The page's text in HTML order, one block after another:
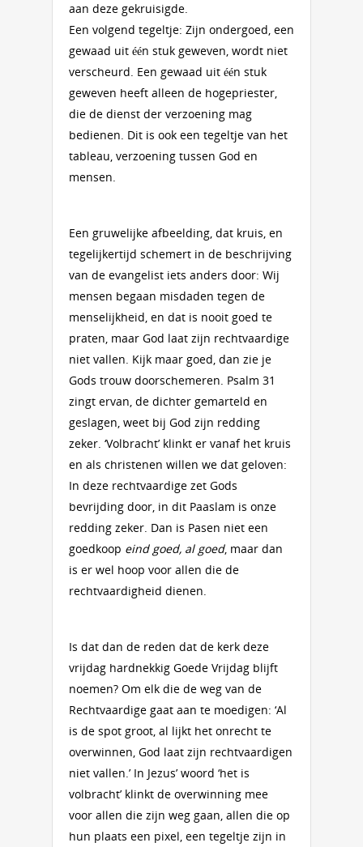
aan deze gekruisigde.
Een volgend tegeltje: Zijn ondergoed, een
gewaad uit één stuk geweven, wordt niet
verscheurd. Een gewaad uit één stuk
geweven heeft alleen de hogepriester,
die de dienst der verzoening mag
bedienen. Dit is ook een tegeltje van het
tableau, verzoening tussen God en
mensen.
Een gruwelijke afbeelding, dat kruis, en
tegelijkertijd schemert in de beschrijving
van de evangelist iets anders door: Wij
mensen begaan misdaden tegen de
menselijkheid, en dat is nooit goed te
praten, maar God laat zijn rechtvaardige
niet vallen. Kijk maar goed, dan zie je
Gods trouw doorschemeren. Psalm 31
zingt ervan, de dichter gemarteld en
geslagen, weet bij God zijn redding
zeker. ‘Volbracht’ klinkt er vanaf het kruis
en als christenen willen we dat geloven:
In deze rechtvaardige zet Gods
bevrijding door, in dit Paaslam is onze
redding zeker. Dan is Pasen niet een
goedkoop eind goed, al goed, maar dan
is er wel hoop voor allen die de
rechtvaardigheid dienen.
Is dat dan de reden dat de kerk deze
vrijdag hardnekkig Goede Vrijdag blijft
noemen? Om elk die de weg van de
Rechtvaardige gaat aan te moedigen: ‘Al
is de spot groot, al lijkt het onrecht te
overwinnen, God laat zijn rechtvaardigen
niet vallen.’ In Jezus’ woord ‘het is
volbracht’ klinkt de overwinning mee
voor allen die zijn weg gaan, allen die op
hun plaats een pixel, een tegeltje zijn in